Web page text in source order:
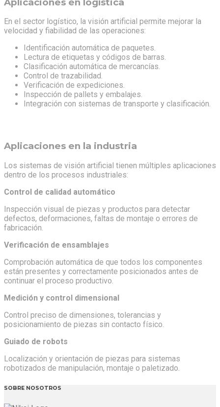
En el sector logístico, la visión artificial permite mejorar la
velocidad y fiabilidad de las operaciones:
Identificación automática de paquetes.
Lectura de etiquetas y códigos de barras.
Clasificación automática de mercancías.
Control de trazabilidad.
Verificación de expediciones.
Inspección de pallets y embalajes.
Integración con sistemas de transporte y clasificación.
Aplicaciones en la industria
Los sistemas de visión artificial tienen múltiples aplicaciones
dentro de los procesos industriales:
Control de calidad automático
Inspección visual de piezas y productos para detectar
defectos, deformaciones, faltas de montaje o errores de
fabricación.
Verificación de ensamblajes
Comprobación automática de que todos los componentes
están presentes y correctamente posicionados antes de
continuar el proceso productivo.
Medición y control dimensional
Control preciso de dimensiones, tolerancias y
posicionamiento de piezas sin contacto físico.
Guiado de robots
Localización y orientación de piezas para sistemas
robotizados de manipulación, montaje o paletizado.
SOBRE NOSOTROS